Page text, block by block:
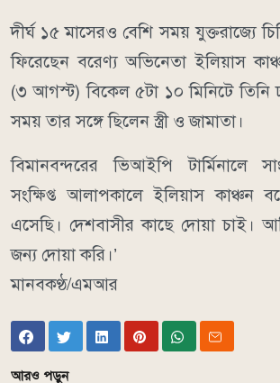
দীর্ঘ ১৫ মাসেরও বেশি সময় যুক্তরাজ্যে
ফিরেছেন বরেণ্য অভিনেতা ইলিয়াস
(৩ আগস্ট) বিকেল ৫টা ১০ মিনিটে তিনি
সময় তার সঙ্গে ছিলেন স্ত্রী ও জামাতা।
বিমানবন্দরের ভিআইপি টার্মিনালে
সংক্ষিপ্ত আলাপকালে ইলিয়াস কাঞ্চন
এসেছি। দেশবাসীর কাছে দোয়া চাই।
জন্য দোয়া করি।’
মানবকণ্ঠ/এমআর
আরও পড়ুন